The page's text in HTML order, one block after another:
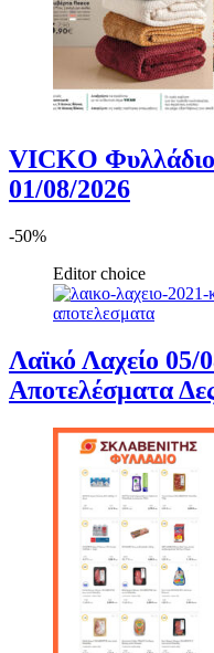
VICKO
01/08/2026
-50%
Editor choice
Λαϊκό Λαχείο
Αποτελέσματα